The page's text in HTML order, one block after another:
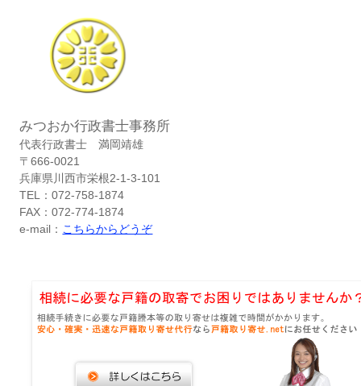
みつおか行政書士事務所
代表行政書士 満岡靖雄
〒666-0021
兵庫県川西市栄根2-1-3-101
TEL：072-758-1874
FAX：072-774-1874
e-mail： こちらからどうぞ